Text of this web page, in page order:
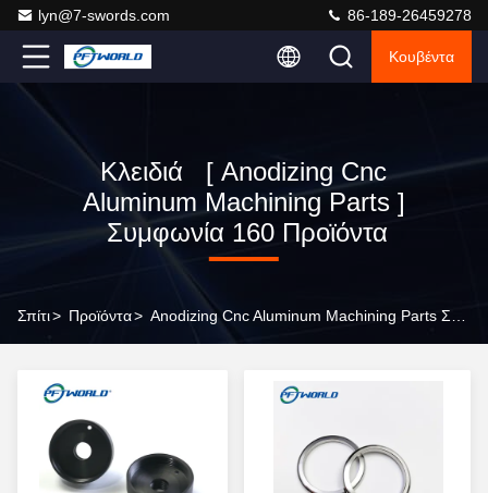
lyn@7-swords.com 86-189-26459278
Κουβέντα
Κλειδιά [ Anodizing Cnc
Aluminum Machining Parts ]
Συμφωνία 160 Προϊόντα
Σπίτι> Προϊόντα>